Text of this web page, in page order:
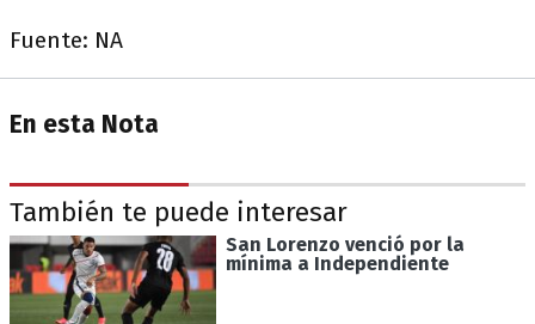
Fuente: NA
En esta Nota
También te puede interesar
San Lorenzo venció por la
mínima a Independiente